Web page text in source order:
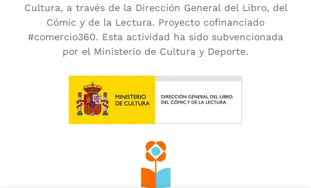
Cultura, a través de la Dirección General del Libro, del
Cómic y de la Lectura. Proyecto cofinanciado
#comercio360. Esta actividad ha sido subvencionada
por el Ministerio de Cultura y Deporte.